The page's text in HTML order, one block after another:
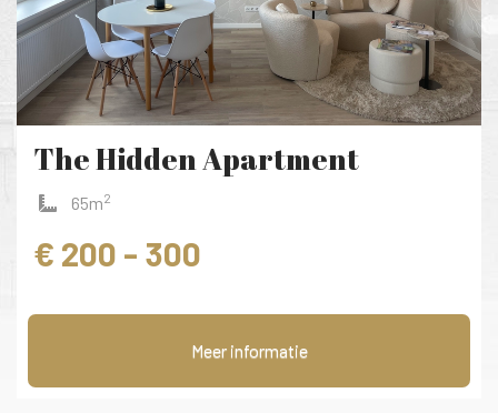
The Hidden Apartment
65m2
€ 200 - 300
Meer informatie